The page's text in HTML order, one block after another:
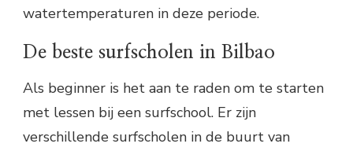
watertemperaturen in deze periode.
De beste surfscholen in Bilbao
Als beginner is het aan te raden om te starten
met lessen bij een surfschool. Er zijn
verschillende surfscholen in de buurt van